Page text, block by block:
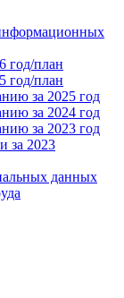
год/план
год/план
за 2025 год
за 2024 год
за 2023 год
за 2023
данных